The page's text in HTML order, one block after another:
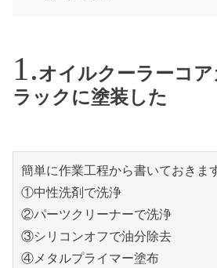
オイルクーラーコ
ラックに塗装した
簡単に作業工程から書いておきま
①中性洗剤で洗浄
②パーツクリーナーで洗浄
③シリコンオフで油分除去
④メタルプライマー塗布